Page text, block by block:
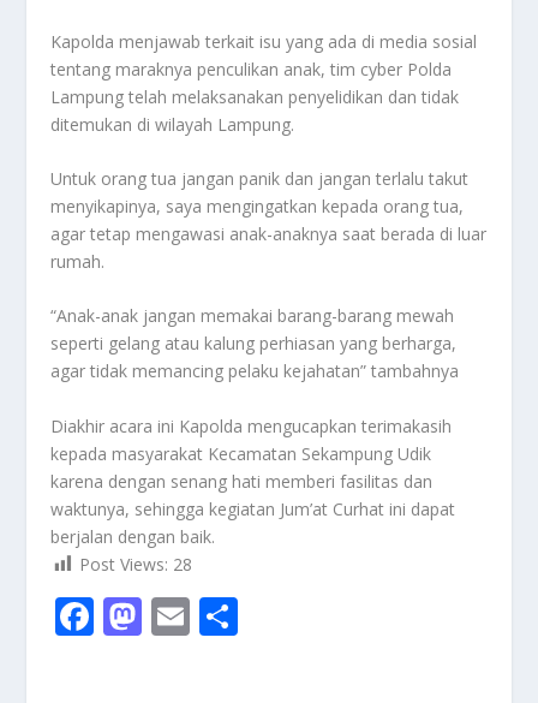
Kapolda menjawab terkait isu yang ada di media sosial
tentang maraknya penculikan anak, tim cyber Polda
Lampung telah melaksanakan penyelidikan dan tidak
ditemukan di wilayah Lampung.
Untuk orang tua jangan panik dan jangan terlalu takut
menyikapinya, saya mengingatkan kepada orang tua,
agar tetap mengawasi anak-anaknya saat berada di luar
rumah.
“Anak-anak jangan memakai barang-barang mewah
seperti gelang atau kalung perhiasan yang berharga,
agar tidak memancing pelaku kejahatan” tambahnya
Diakhir acara ini Kapolda mengucapkan terimakasih
kepada masyarakat Kecamatan Sekampung Udik
karena dengan senang hati memberi fasilitas dan
waktunya, sehingga kegiatan Jum’at Curhat ini dapat
berjalan dengan baik.
Post Views: 28
F M E